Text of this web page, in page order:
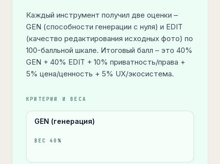
Каждый инструмент получил две оценки –
GEN (способности генерации с нуля) и EDIT
(качество редактирования исходных фото) по
100-балльной шкале. Итоговый балл – это 40%
GEN + 40% EDIT + 10% приватность/права +
5% цена/ценность + 5% UX/экосистема.
КРИТЕРИИ И ВЕСА
GEN (генерация)
ВЕС40 %